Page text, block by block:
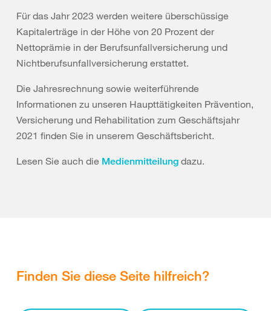
Für das Jahr 2023 werden weitere überschüssige
Kapitalerträge in der Höhe von 20 Prozent der
Nettoprämie in der Berufsunfallversicherung und
Nichtberufsunfallversicherung erstattet.
Die Jahresrechnung sowie weiterführende
Informationen zu unseren Haupttätigkeiten Prävention,
Versicherung und Rehabilitation zum Geschäftsjahr
2021 finden Sie in unserem Geschäftsbericht.
Lesen Sie auch die Medienmitteilung dazu.
Finden Sie diese Seite hilfreich?